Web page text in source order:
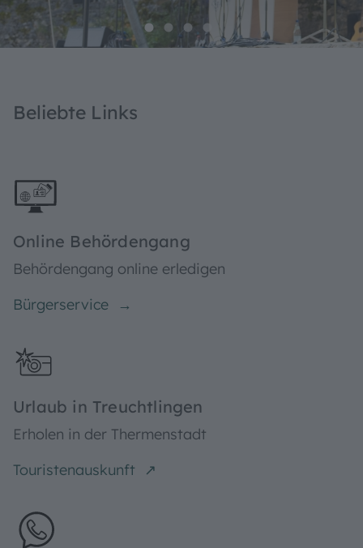
Alle Infos und Beteilungsmöglichkeiten finden Sie
auf
Beliebte Links
Online Behördengang
Behördengang online erledigen
Bürgerservice
Urlaub in Treuchtlingen
Erholen in der Thermenstadt